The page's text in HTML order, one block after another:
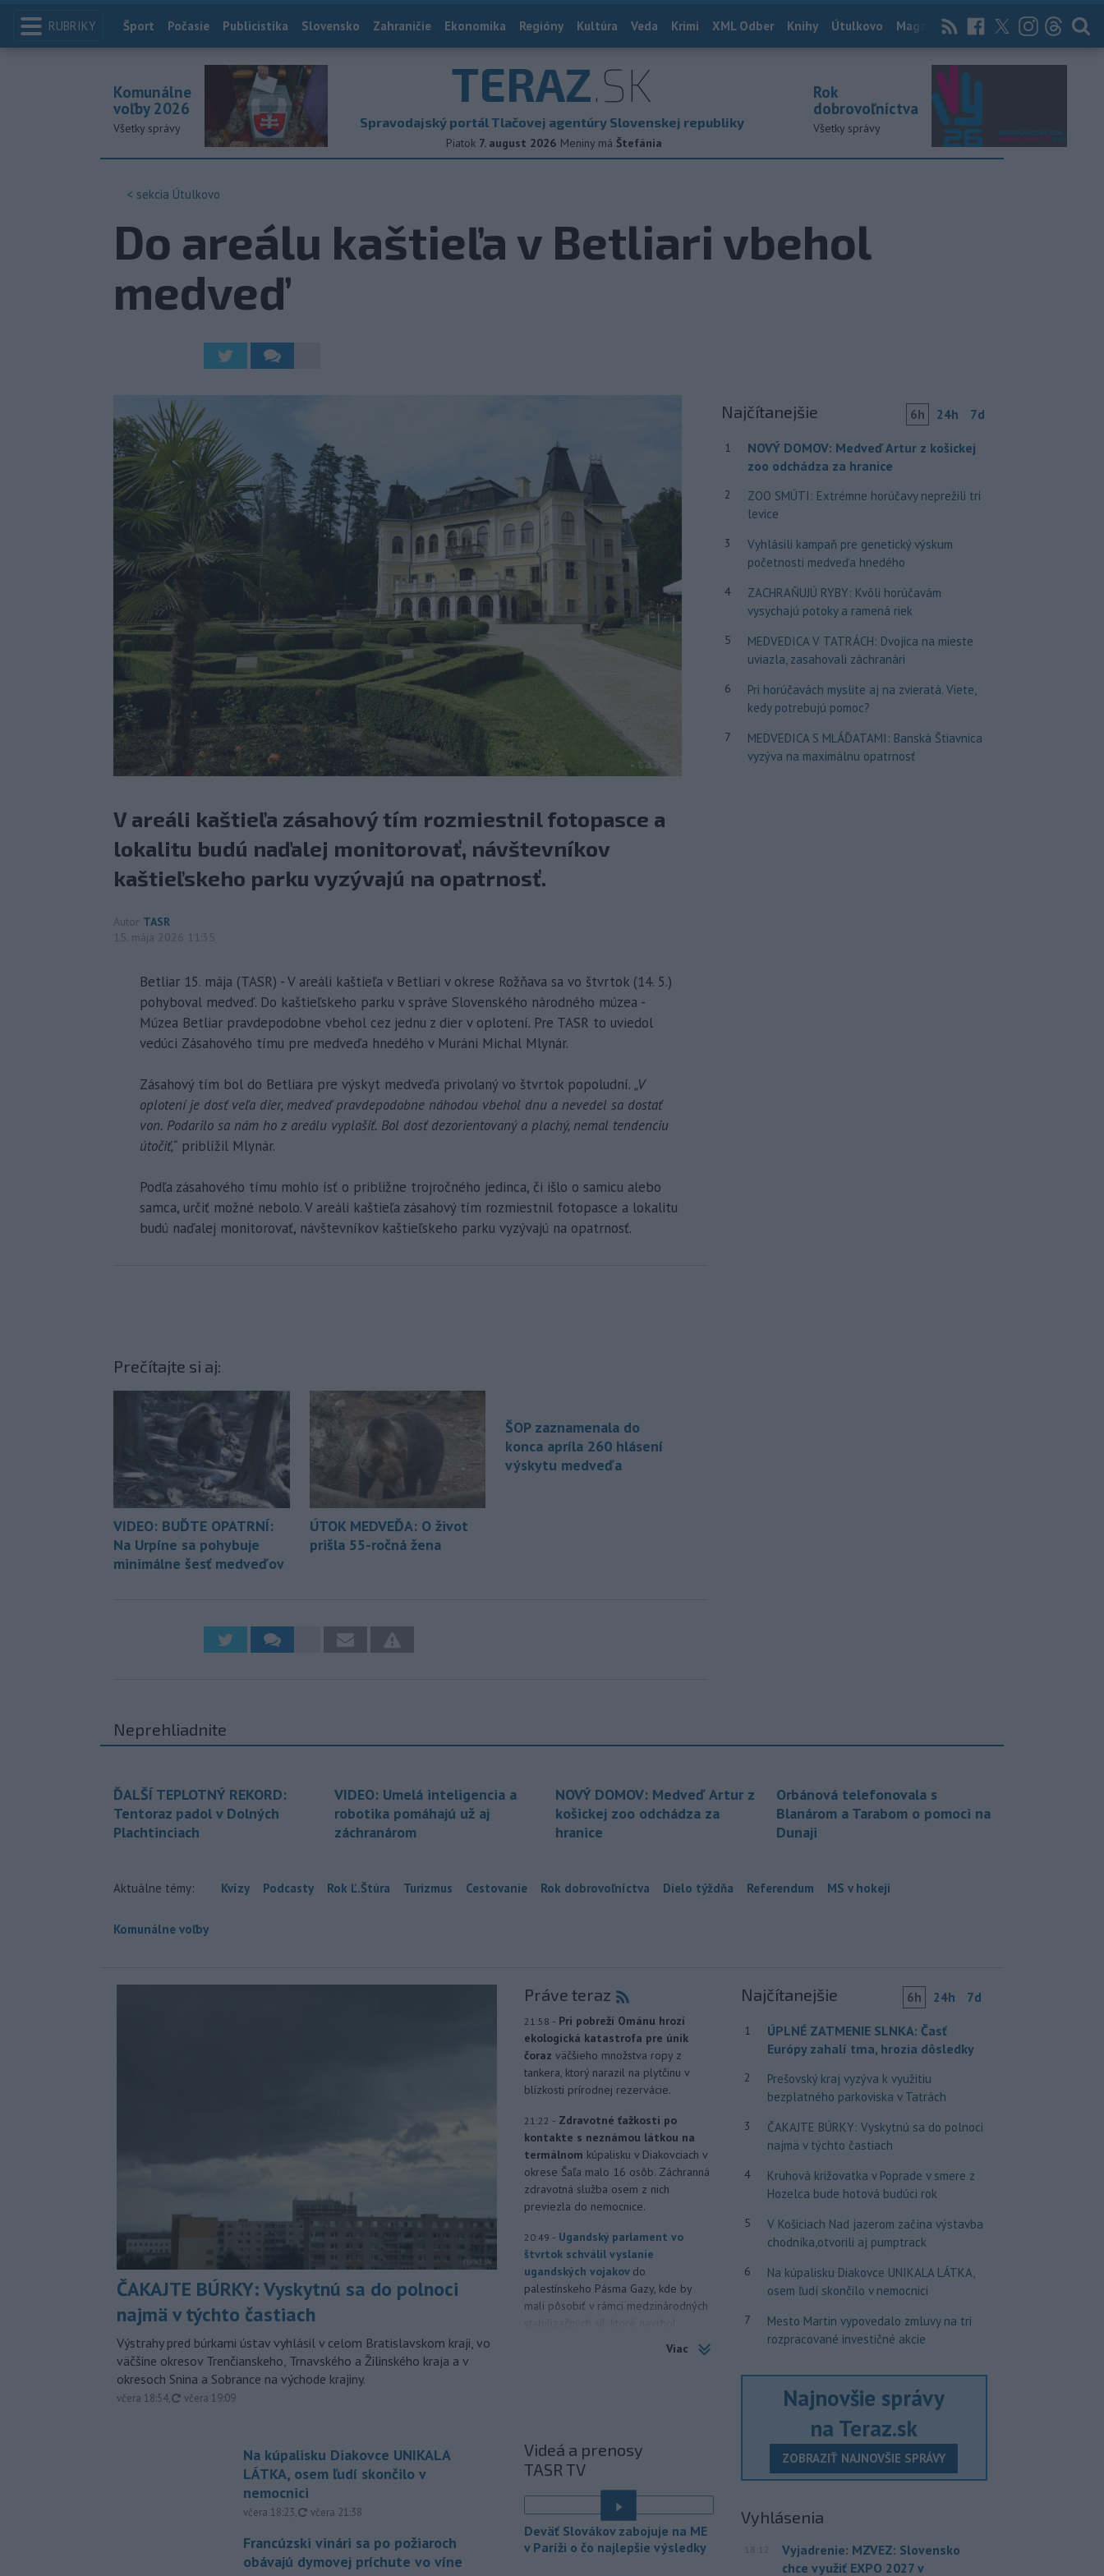
RUBRIKY Index
Šport Počasie Publicistika Slovensko Zahraničie Ekonomika Regióny Kultúra Veda Krimi XML Odber Knihy Útulkovo Magazín News Now Archív
TERAZ.SK
Spravodajský portál Tlačovej agentúry Slovenskej republiky
Piatok 7. august 2026 Meniny má Štefánia
Komunálne
voľby 2026
Všetky správy
Rok
dobrovoľníctva
Všetky správy
< sekcia Útulkovo
Do areálu kaštieľa v Betliari vbehol
medveď
V areáli kaštieľa zásahový tím rozmiestnil fotopasce a
lokalitu budú naďalej monitorovať, návštevníkov
kaštieľskeho parku vyzývajú na opatrnosť.
Autor TASR
15. mája 2026 11:35
Betliar 15. mája (TASR) - V areáli kaštieľa v Betliari v okrese Rožňava sa vo štvrtok (14. 5.)
pohyboval medveď. Do kaštieľskeho parku v správe Slovenského národného múzea -
Múzea Betliar pravdepodobne vbehol cez jednu z dier v oplotení. Pre TASR to uviedol
vedúci Zásahového tímu pre medveďa hnedého v Muráni Michal Mlynár.
Zásahový tím bol do Betliara pre výskyt medveďa privolaný vo štvrtok popoludní. „V
oplotení je dosť veľa dier, medveď pravdepodobne náhodou vbehol dnu a nevedel sa dostať
von. Podarilo sa nám ho z areálu vyplašiť. Bol dosť dezorientovaný a plachý, nemal tendenciu
útočiť,“ priblížil Mlynár.
Podľa zásahového tímu mohlo ísť o približne trojročného jedinca, či išlo o samicu alebo
samca, určiť možné nebolo. V areáli kaštieľa zásahový tím rozmiestnil fotopasce a lokalitu
budú naďalej monitorovať, návštevníkov kaštieľskeho parku vyzývajú na opatrnosť.
Prečítajte si aj:
VIDEO: BUĎTE OPATRNÍ:
Na Urpíne sa pohybuje
minimálne šesť medveďov
ÚTOK MEDVEĎA: O život
prišla 55-ročná žena
ŠOP zaznamenala do
konca apríla 260 hlásení
výskytu medveďa
Najčítanejšie 6h 24h 7d
1
NOVÝ DOMOV: Medveď Artur z košickej
zoo odchádza za hranice
2
ZOO SMÚTI: Extrémne horúčavy neprežili tri
levice
3
Vyhlásili kampaň pre genetický výskum
početnosti medveďa hnedého
4
ZACHRAŇUJÚ RYBY: Kvôli horúčavám
vysychajú potoky a ramená riek
5
MEDVEDICA V TATRÁCH: Dvojica na mieste
uviazla, zasahovali záchranári
6
Pri horúčavách myslite aj na zvieratá. Viete,
kedy potrebujú pomoc?
7
MEDVEDICA S MLÁĎATAMI: Banská Štiavnica
vyzýva na maximálnu opatrnosť
Neprehliadnite
ĎALŠÍ TEPLOTNÝ REKORD:
Tentoraz padol v Dolných
Plachtinciach
VIDEO: Umelá inteligencia a
robotika pomáhajú už aj
záchranárom
NOVÝ DOMOV: Medveď Artur z
košickej zoo odchádza za
hranice
Orbánová telefonovala s
Blanárom a Tarabom o pomoci na
Dunaji
Aktuálne témy: Kvízy Podcasty Rok Ľ.Štúra Turizmus Cestovanie Rok dobrovoľníctva Dielo týždňa Referendum MS v hokeji
Komunálne voľby
ČAKAJTE BÚRKY: Vyskytnú sa do polnoci
najmä v týchto častiach
Výstrahy pred búrkami ústav vyhlásil v celom Bratislavskom kraji, vo
väčšine okresov Trenčianskeho, Trnavského a Žilinského kraja a v
okresoch Snina a Sobrance na východe krajiny.
včera 18:54, aktualizované
včera 19:09
Na kúpalisku Diakovce UNIKALA
LÁTKA, osem ľudí skončilo v
nemocnici
včera 18:23, aktualizované
včera 21:38
Francúzski vinári sa po požiaroch
obávajú dymovej príchute vo víne
Práve teraz
21:58 - Pri pobreží Ománu hrozí
ekologická katastrofa pre únik
čoraz väčšieho množstva ropy z
tankera, ktorý narazil na plytčinu v
blízkosti prírodnej rezervácie.
21:22 - Zdravotné ťažkosti po
kontakte s neznámou látkou na
termálnom kúpalisku v Diakovciach v
okrese Šaľa malo 16 osôb. Záchranná
zdravotná služba osem z nich
previezla do nemocnice.
20:49 - Ugandský parlament vo
štvrtok schválil vyslanie
ugandských vojakov do
palestínskeho Pásma Gazy, kde by
mali pôsobiť v rámci medzinárodných
po jeho neúspešnom pláne.
Vo štvrtok do polnoci treba
najmä na západe a severozápade
Slovenska počítať s búrkami.
Slovenský hydrometeorologický ústav
(SHMÚ) vydal výstrahy prvého stupňa.
Viac
Videá a prenosy
TASR TV
Deväť Slovákov zabojuje na ME
v Paríži o čo najlepšie výsledky
Najčítanejšie 6h 24h 7d
1
ÚPLNÉ ZATMENIE SLNKA: Časť
Európy zahalí tma, hrozia dôsledky
2
Prešovský kraj vyzýva k využitiu
bezplatného parkoviska v Tatrách
3
ČAKAJTE BÚRKY: Vyskytnú sa do polnoci
najmä v týchto častiach
4
Kruhová križovatka v Poprade v smere z
Hozelca bude hotová budúci rok
5
V Košiciach Nad jazerom začína výstavba
chodníka,otvorili aj pumptrack
6
Na kúpalisku Diakovce UNIKALA LÁTKA,
osem ľudí skončilo v nemocnici
7
Mesto Martin vypovedalo zmluvy na tri
rozpracované investičné akcie
Najnovšie správy
na Teraz.sk
ZOBRAZIŤ NAJNOVŠIE SPRÁVY
Vyhlásenia
18:12
Vyjadrenie: MZVEZ: Slovensko
chce využiť EXPO 2027 v